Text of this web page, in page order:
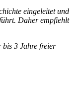
eingeleitet und
Daher empfiehlt
3 Jahre freier